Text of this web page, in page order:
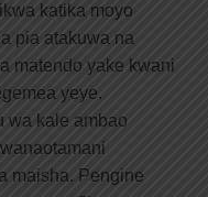
katika moyo
pia atakuwa na
matendo yake kwani
yeye.
wa kale ambao
maisha. Pengine